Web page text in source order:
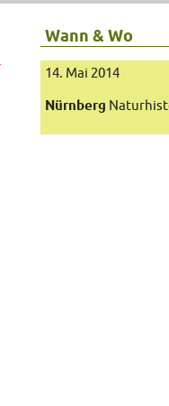
Wann & Wo
14. Mai 2014
Nürnberg